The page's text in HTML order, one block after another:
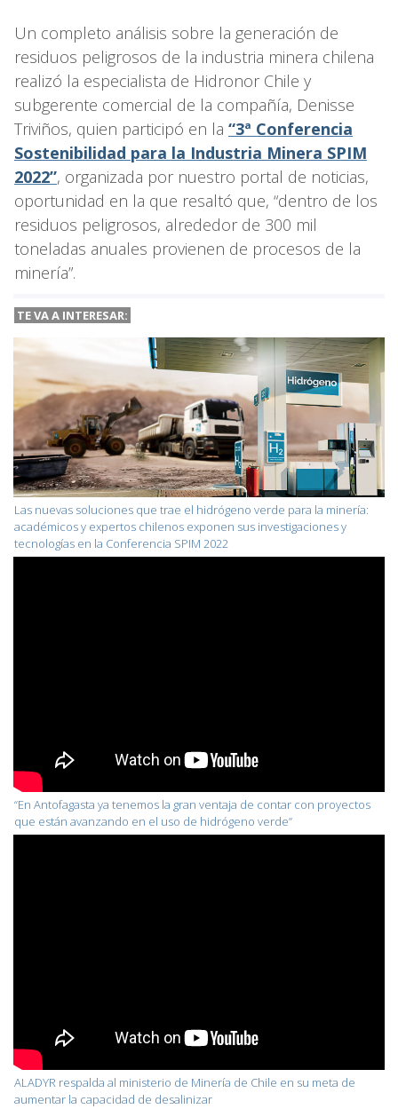
Un completo análisis sobre la generación de
residuos peligrosos de la industria minera chilena
realizó la especialista de Hidronor Chile y
subgerente comercial de la compañía, Denisse
Triviños, quien participó en la “3ª Conferencia
Sostenibilidad para la Industria Minera SPIM
2022”, organizada por nuestro portal de noticias,
oportunidad en la que resaltó que, “dentro de los
residuos peligrosos, alrededor de 300 mil
toneladas anuales provienen de procesos de la
minería”.
TE VA A INTERESAR:
Las nuevas soluciones que trae el hidrógeno verde para la minería:
académicos y expertos chilenos exponen sus investigaciones y
tecnologías en la Conferencia SPIM 2022
“En Antofagasta ya tenemos la gran ventaja de contar con proyectos
que están avanzando en el uso de hidrógeno verde”
ALADYR respalda al ministerio de Minería de Chile en su meta de
aumentar la capacidad de desalinizar